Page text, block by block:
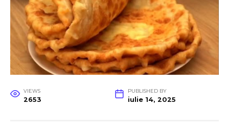
VIEWS
2653
PUBLISHED BY
iulie 14, 2025